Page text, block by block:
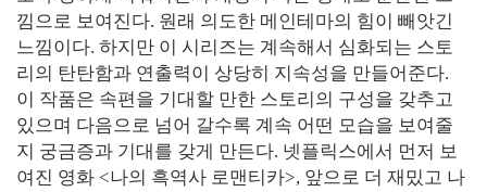
낌으로 보여진다. 원래 의도한 메인테마의 힘이 빼앗긴
느낌이다. 하지만 이 시리즈는 계속해서 심화되는 스토
리의 탄탄함과 연출력이 상당히 지속성을 만들어준다.
이 작품은 속편을 기대할 만한 스토리의 구성을 갖추고
있으며 다음으로 넘어 갈수록 계속 어떤 모습을 보여줄
지 궁금증과 기대를 갖게 만든다. 넷플릭스에서 먼저 보
여진 영화 <나의 흑역사 로맨티카>, 앞으로 더 재밌고 나